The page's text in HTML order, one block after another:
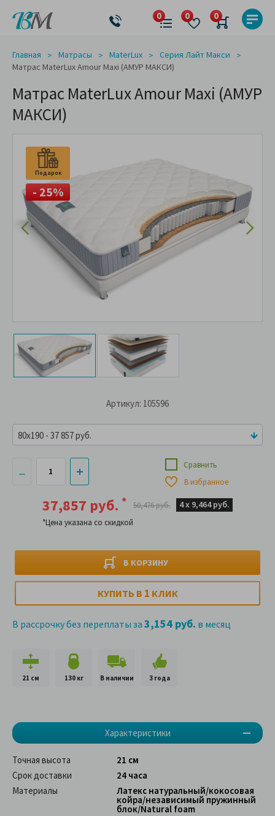
Главная Матрасы MaterLux
Серия Лайт Макси
Матрас MaterLux Amour Maxi (АМУР МАКСИ)
Матрас MaterLux Amour Maxi (АМУР
МАКСИ)
Подарок
- 25%
Артикул: 105596
37,857 руб. *
*Цена указана со скидкой
50,476 руб. 4 х 9,464 руб.
В КОРЗИНУ
Сравнить
В избранное
КУПИТЬ В 1 КЛИК
В рассрочку без переплаты за 3,154 руб. в месяц
80x190 - 37 857 руб.
21 см 130 кг В наличии 3 года
Характеристики
Точная высота
21 см
Срок доставки
24 часа
Материалы
Латекс натуральный/кокосовая
койра/независимый пружинный
блок/Natural foam